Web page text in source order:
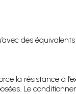
des
la résistance à
Le